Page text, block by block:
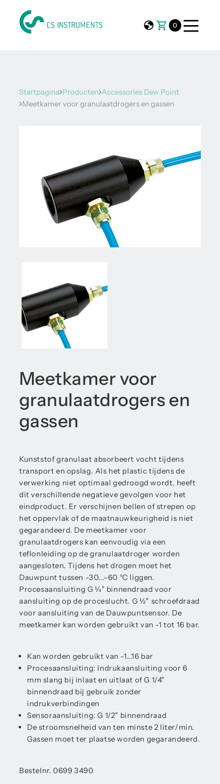
0
Startpagina Producten Accessories Dew Point
Meetkamer voor granulaatdrogers en gassen
Meetkamer voor
granulaatdrogers en
gassen
Kunststof granulaat absorbeert vocht tijdens
transport en opslag. Als het plastic tijdens de
verwerking niet optimaal gedroogd wordt, heeft
dit verschillende negatieve gevolgen voor het
eindproduct. Er verschijnen bellen of strepen op
het oppervlak of de maatnauwkeurigheid is niet
gegarandeerd. De meetkamer voor
granulaatdrogers kan eenvoudig via een
teflonleiding op de granulaatdroger worden
aangesloten. Tijdens het drogen moet het
Dauwpunt tussen -30...-60 °C liggen.
Procesaansluiting G ¼" binnendraad voor
aansluiting op de proceslucht. G ½" schroefdraad
voor aansluiting van de Dauwpuntsensor. De
meetkamer kan worden gebruikt van -1 tot 16 bar.
Kan worden gebruikt van -1...16 bar
Procesaansluiting: Indrukaansluiting voor 6
mm slang bij inlaat en uitlaat of G 1/4"
binnendraad bij gebruik zonder
indrukverbindingen
Sensoraansluiting: G 1/2" binnendraad
De stroomsnelheid van ten minste 2 liter/min.
Gassen moet ter plaatse worden gegarandeerd.
Bestelnr. 0699 3490